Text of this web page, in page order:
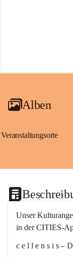
Alben
Veranstaltungsorte
Unser
in der CITIES-
c e l l e n s i s –